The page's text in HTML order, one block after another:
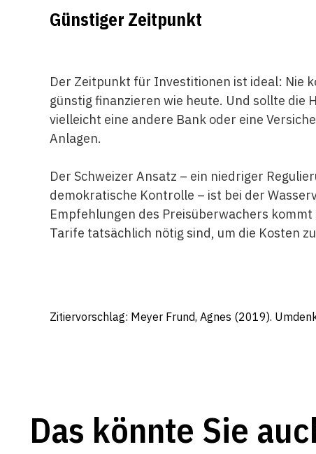
Günstiger Zeitpunkt
Der Zeitpunkt für Investitionen ist ideal: Nie
günstig finanzieren wie heute. Und sollte die
vielleicht eine andere Bank oder eine
Anlagen.
Der Schweizer Ansatz – ein niedriger
demokratische Kontrolle – ist bei der
Empfehlungen des Preisüberwachers
Tarife tatsächlich nötig sind, um die Kosten
Zitiervorschlag: Meyer Frund, Agnes (2019).
Das könnte Sie